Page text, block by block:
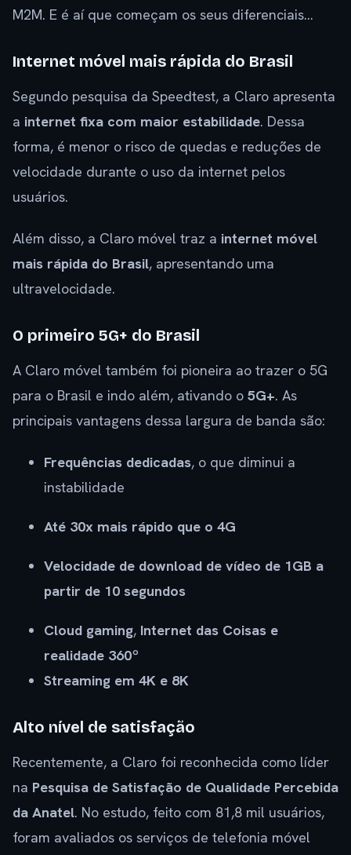
M2M. E é aí que começam os seus diferenciais…
Internet móvel mais rápida do Brasil
Segundo pesquisa da Speedtest, a Claro apresenta
a internet fixa com maior estabilidade. Dessa
forma, é menor o risco de quedas e reduções de
velocidade durante o uso da internet pelos
usuários.
Além disso, a Claro móvel traz a internet móvel
mais rápida do Brasil, apresentando uma
ultravelocidade.
O primeiro 5G+ do Brasil
A Claro móvel também foi pioneira ao trazer o 5G
para o Brasil e indo além, ativando o 5G+. As
principais vantagens dessa largura de banda são:
Frequências dedicadas, o que diminui a
instabilidade
Até 30x mais rápido que o 4G
Velocidade de download de vídeo de 1GB a
partir de 10 segundos
Cloud gaming, Internet das Coisas e
realidade 360º
Streaming em 4K e 8K
Alto nível de satisfação
Recentemente, a Claro foi reconhecida como líder
na Pesquisa de Satisfação de Qualidade Percebida
da Anatel. No estudo, feito com 81,8 mil usuários,
foram avaliados os serviços de telefonia móvel